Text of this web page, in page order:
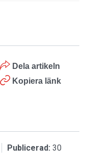
Dela artikeln
Kopiera länk
Publicerad: 30